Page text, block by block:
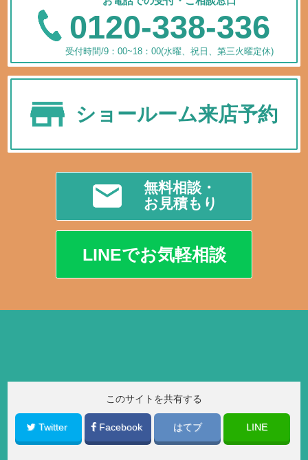
0120-338-336
受付時間/9：00~18：00(水曜、祝日、第三火曜定休)
ショールーム来店予約
無料相談・
お見積もり
LINEでお気軽相談
このサイトを共有する
Twitter Facebook はてブ LINE